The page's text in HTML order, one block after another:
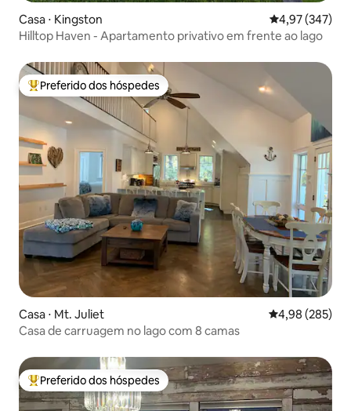
Casa ⋅ Kingston 4,97 de uma
4,97 (347)
Hilltop Haven - Apartamento privativo em frente ao lago
Entre os melhores preferidos dos hóspedes
Preferido dos hóspedes
Casa ⋅ Mt. Juliet 4,98 de uma
4,98 (285)
Casa de carruagem no lago com 8 camas
Entre os melhores preferidos dos hóspedes
Preferido dos hóspedes